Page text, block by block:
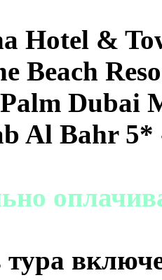
Hotel &
Beach
Dubai
Al Bahr 5*
тура